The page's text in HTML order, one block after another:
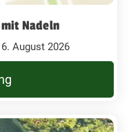
Nadeln
August 2026